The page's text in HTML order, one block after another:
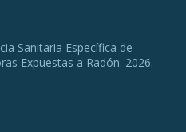
Sanitaria Específica de
Expuestas a Radón. 2026.